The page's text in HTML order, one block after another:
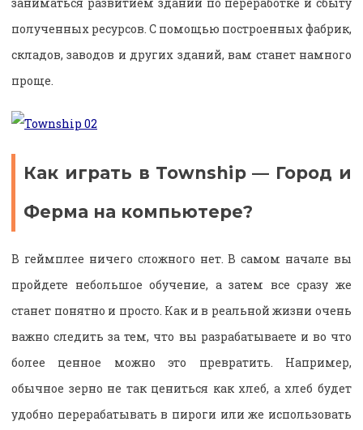
заниматься развитием зданий по переработке и сбыту
полученных ресурсов. С помощью построенных фабрик,
складов, заводов и других зданий, вам станет намного
проще.
Как играть в Township — Город и
Ферма на компьютере?
В геймплее ничего сложного нет. В самом начале вы
пройдете небольшое обучение, а затем все сразу же
станет понятно и просто. Как и в реальной жизни очень
важно следить за тем, что вы разрабатываете и во что
более ценное можно это превратить. Например,
обычное зерно не так цениться как хлеб, а хлеб будет
удобно перерабатывать в пироги или же использовать